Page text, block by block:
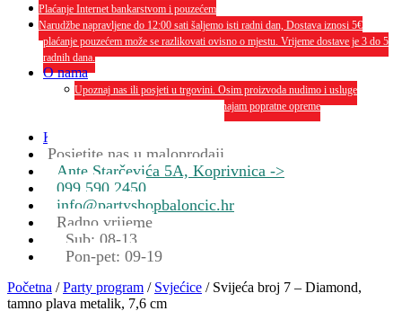
Plaćanje Internet bankarstvom i pouzećem
Narudžbe napravljene do 12:00 sati šaljemo isti radni dan, Dostava iznosi 5€
plaćanje pouzećem može se razlikovati ovisno o mjestu. Vrijeme dostave je 3 do 5
radnih dana.
O nama
Upoznaj nas ili posjeti u trgovini. Osim proizvoda nudimo i usluge
dekoriranja interijera i eksterija te najam popratne opreme
Kontakt
Posjetite nas u maloprodaji
Ante Starčevića 5A, Koprivnica ->
099 590 2450
info@partyshopbaloncic.hr
Radno vrijeme
Sub: 08-13
Pon-pet: 09-19
Početna /Party program / Svjećice / Svijeća broj 7 – Diamond,
tamno plava metalik, 7,6 cm